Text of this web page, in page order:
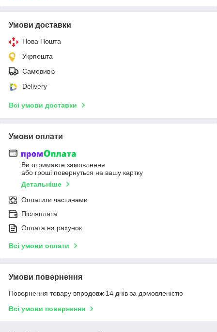
Умови доставки
Нова Пошта
Укрпошта
Самовивіз
Delivery
Всі умови доставки
Умови оплати
Ви отримаєте замовлення
або гроші повернуться на вашу картку
Детальніше
Оплатити частинами
Післяплата
Оплата на рахунок
Всі умови оплати
Умови повернення
Повернення товару впродовж 14 днів за домовленістю
Всі умови повернення